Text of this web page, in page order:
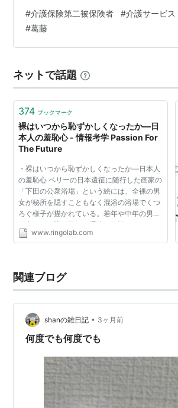
同年大晦日のNHK紅白歌合戦に白組で
つるの剛士（俳優）Takeshi
上地雄輔（俳優）Yusuke Kamiji
羞恥心(DVD付)
羞恥
出版社/メーカー:
INC.(PC)(M)
発売日: 2008/04/09
メディア:CD
購入: 2人クリック: 1,908回
この商品を含むブログ (96件) を見る
出版社/メーカー:
INC.(PC)(M)
メディア:CD
この商品を含むブログ (52件) を見る
陽は、また昇る
ど恥ずかしさが伴う介助には特定のスタ
くれていた ・ ところがデイサービスに
ローテーションしていきます、と多くの
お願いしますと申し出ましたが ・ 皆さ
から、デイサービスは一つ…
#介護保険第二被保険者 #介護サービス
#葛藤
ネットで話題
374 ブックマーク
裸はいつから恥ずかしくなったか―日
本人の羞恥心 - 情報考学 Passion For
The Future
・裸はいつから恥ずかしくなったか―日本人
の羞恥心 ペリーの日本遠征に随行した画家の
「下田の公衆浴場」という絵には、全裸の男
女が秘所を隠すこともなく混浴の浴場でくつ
ろぐ様子が描かれている。若年や中年の男女
が多いが、誰も互いの裸体に欲情していない
し、恥ずかしさも感じていないことがみてと
www.ringolab.com
関連ブログ
shanの雑日記 • 3ヶ月前
何度でも何度でも